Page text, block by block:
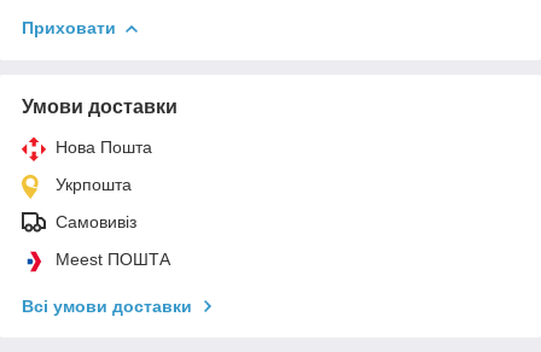
Приховати
Умови доставки
Нова Пошта
Укрпошта
Самовивіз
Meest ПОШТА
Всі умови доставки